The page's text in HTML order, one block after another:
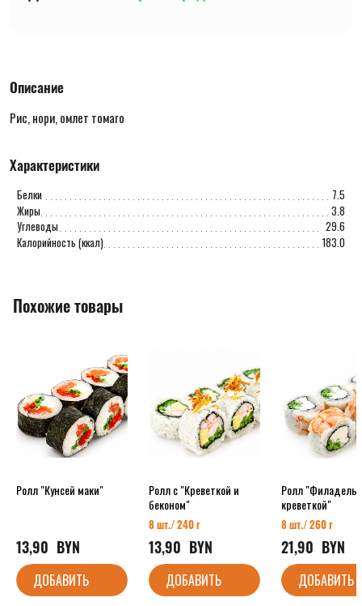
Описание
Рис, нори, омлет томаго
Характеристики
Белки
7.5
Жиры
3.8
Углеводы
29.6
Калорийность (ккал)
183.0
Похожие товары
Ролл "Кунсей маки"
13,90
  BYN
ДОБАВИТЬ
Ролл с "Креветкой и
беконом"
8 шт./ 240 г
13,90
  BYN
ДОБАВИТЬ
Ролл
креветкой"
8 шт./ 260 г
21,90
  BYN
ДОБАВИТЬ